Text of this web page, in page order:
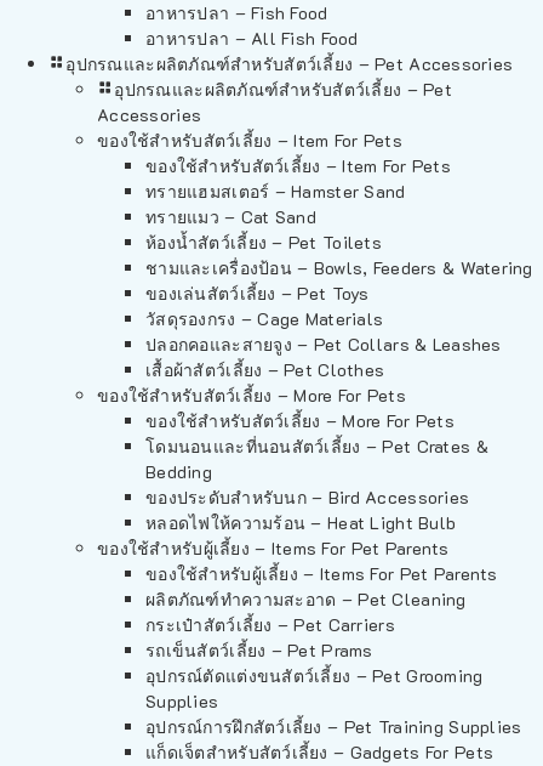
อาหารปลา – Fish Food
อาหารปลา – All Fish Food
อุปกรณและผลิตภัณฑ์สำหรับสัตว์เลี้ยง – Pet Accessories
อุปกรณและผลิตภัณฑ์สำหรับสัตว์เลี้ยง – Pet
Accessories
ของใช้สำหรับสัตว์เลี้ยง – Item For Pets
ของใช้สำหรับสัตว์เลี้ยง – Item For Pets
ทรายแฮมสเตอร์ – Hamster Sand
ทรายแมว – Cat Sand
ห้องน้ำสัตว์เลี้ยง – Pet Toilets
ชามและเครื่องป้อน – Bowls, Feeders & Watering
ของเล่นสัตว์เลี้ยง – Pet Toys
วัสดุรองกรง – Cage Materials
ปลอกคอและสายจูง – Pet Collars & Leashes
เสื้อผ้าสัตว์เลี้ยง – Pet Clothes
ของใช้สำหรับสัตว์เลี้ยง – More For Pets
ของใช้สำหรับสัตว์เลี้ยง – More For Pets
โดมนอนและที่นอนสัตว์เลี้ยง – Pet Crates &
Bedding
ของประดับสำหรับนก – Bird Accessories
หลอดไฟให้ความร้อน – Heat Light Bulb
ของใช้สำหรับผู้เลี้ยง – Items For Pet Parents
ของใช้สำหรับผู้เลี้ยง – Items For Pet Parents
ผลิตภัณฑ์ทำความสะอาด – Pet Cleaning
กระเป๋าสัตว์เลี้ยง – Pet Carriers
รถเข็นสัตว์เลี้ยง – Pet Prams
อุปกรณ์ตัดแต่งขนสัตว์เลี้ยง – Pet Grooming
Supplies
อุปกรณ์การฝึกสัตว์เลี้ยง – Pet Training Supplies
แก็ดเจ็ตสำหรับสัตว์เลี้ยง – Gadgets For Pets